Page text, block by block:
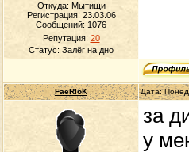
Откуда: Мытищи
Регистрация: 23.03.06
Сообщений: 1076
Репутация: 20
Статус: Залёг на дно
FaeRloK Дата:
за
у